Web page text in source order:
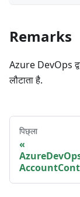
Remarks
Azure DevOps
लौटाता है.
पिछ्ला